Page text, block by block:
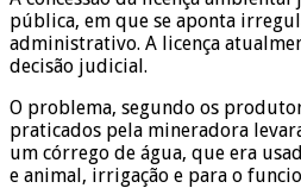
pública, em que se aponta
administrativo. A licença
decisão judicial.
O problema, segundo os
praticados pela mineradora
um córrego de água, que era
e animal, irrigação e para o